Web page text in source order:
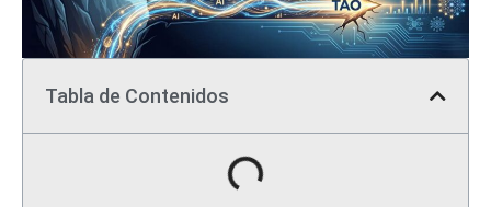
Tabla de Contenidos